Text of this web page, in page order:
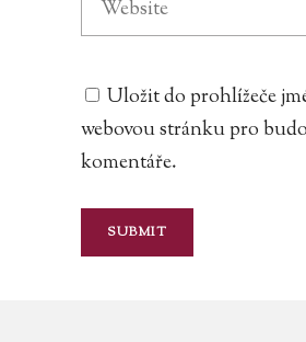
Uložit do prohlížeče
webovou stránku pro
komentáře.